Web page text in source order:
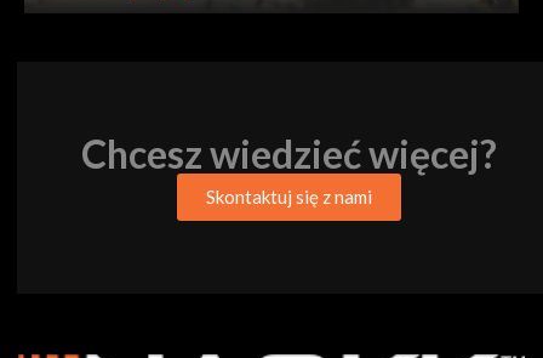
Chcesz wiedzieć więcej?
Skontaktuj się z nami